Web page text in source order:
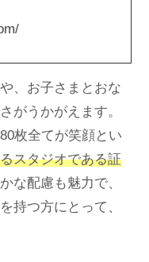
、お子さまとおな
がうかがえます。
枚全てが笑顔とい
スタジオである証
な配慮も魅力で、
持つ方にとって、